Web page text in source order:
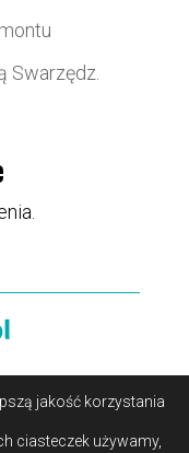
Swarzędz.
i pliki cookies
jakość korzystania
ciasteczek używamy,